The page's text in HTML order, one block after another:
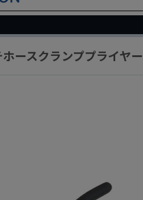
ースクランププライヤ